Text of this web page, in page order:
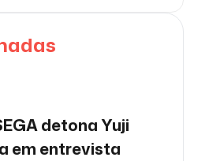
detona Yuji
em entrevista